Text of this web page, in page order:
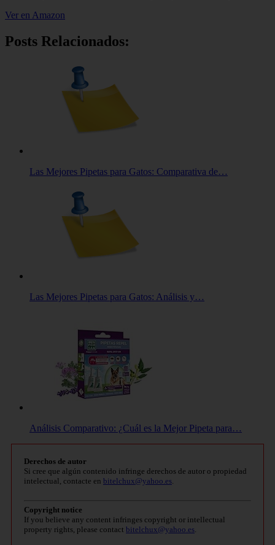
Ver en Amazon
Posts Relacionados:
Las Mejores Pipetas para Gatos: Comparativa de…
Las Mejores Pipetas para Gatos: Análisis y…
Análisis Comparativo: ¿Cuál es la Mejor Pipeta para…
Derechos de autor
Si cree que algún contenido infringe derechos de autor o propiedad
intelectual, contacte en bitelchux@yahoo.es.
Copyright notice
If you believe any content infringes copyright or intellectual
property rights, please contact bitelchux@yahoo.es.